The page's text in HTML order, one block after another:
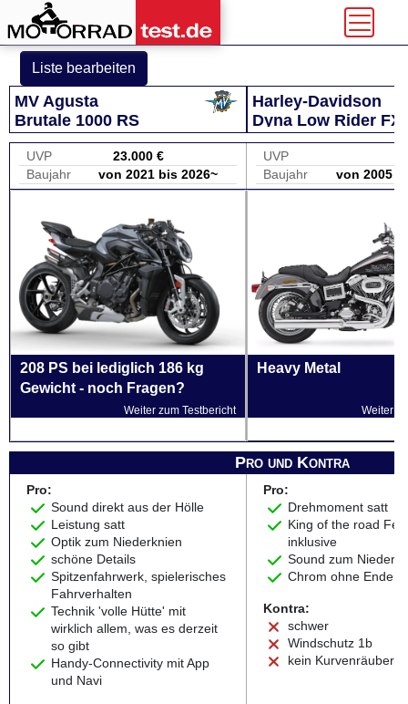
Liste bearbeiten
MV Agusta
Brutale 1000 RS
Harley-Davidson
Dyna Low Rider
UVP
23.000 €
Baujahr
von 2021 bis 2026~
UVP
Baujahr
von 2005
208 PS bei lediglich 186 kg
Gewicht - noch Fragen?
Weiter zum Testbericht
Heavy Metal
Weiter
Pro und Kontra
Pro:
Sound direkt aus der Hölle
Leistung satt
Optik zum Niederknien
schöne Details
Spitzenfahrwerk, spielerisches
Fahrverhalten
Technik 'volle Hütte' mit
wirklich allem, was es derzeit
so gibt
Handy-Connectivity mit App
und Navi
Pro:
Drehmoment satt
King of the road
inklusive
Sound zum
Chrom ohne Ende
Kontra:
schwer
Windschutz 1b
kein Kurvenräuber